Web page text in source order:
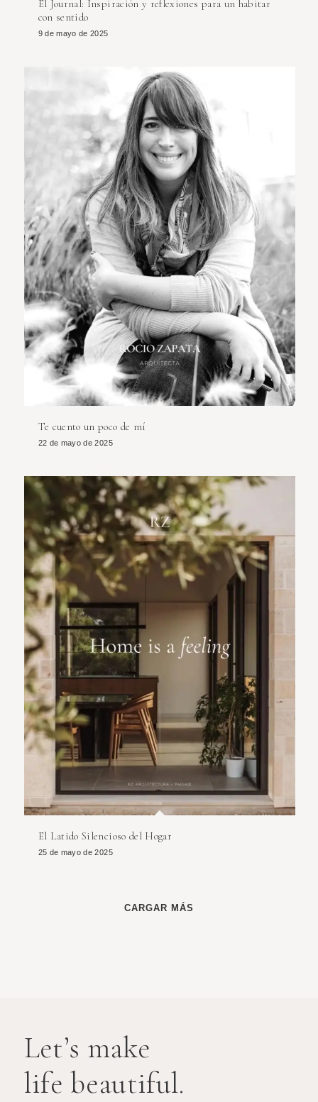
El Journal: Inspiración y reflexiones para un habitar
con sentido
9 de mayo de 2025
Te cuento un poco de mí
22 de mayo de 2025
El Latido Silencioso del Hogar
25 de mayo de 2025
CARGAR MÁS
Let’s make
life beautiful.